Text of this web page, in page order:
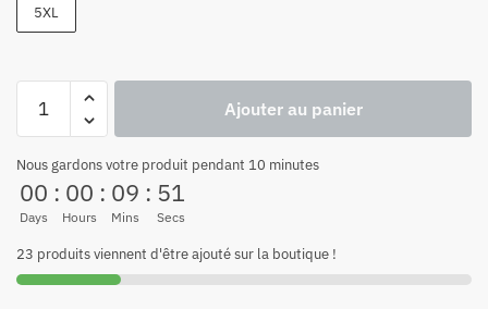
5XL
Ajouter au panier
Nous gardons votre produit pendant 10 minutes
00
Days
: 00
Hours
: 09
Mins
: 51
Secs
23 produits viennent d'être ajouté sur la boutique !